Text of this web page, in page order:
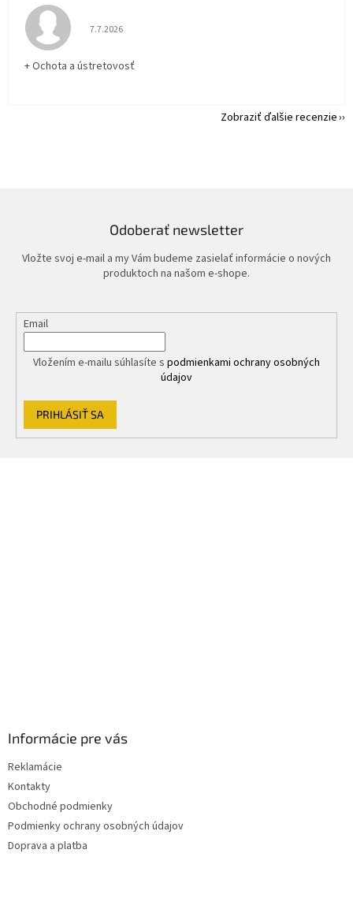
Hodnotenie obchodu je 5 z 5 hviezdičiek.
7.7.2026
+ Ochota a ústretovosť
Zobraziť ďalšie recenzie
Odoberať newsletter
Vložte svoj e-mail a my Vám budeme zasielať informácie o nových
produktoch na našom e-shope.
Email
Vložením e-mailu súhlasíte s podmienkami ochrany osobných
údajov
PRIHLÁSIŤ SA
Informácie pre vás
Reklamácie
Kontakty
Obchodné podmienky
Podmienky ochrany osobných údajov
Doprava a platba